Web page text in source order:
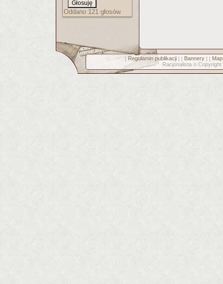
Oddano 121 głosów.
[ Regulamin publikacji] [ Bannery] [
Racjonalista © Copyright